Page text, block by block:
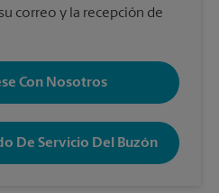
correo y la recepción de
Con Nosotros
De Servicio Del Buzón